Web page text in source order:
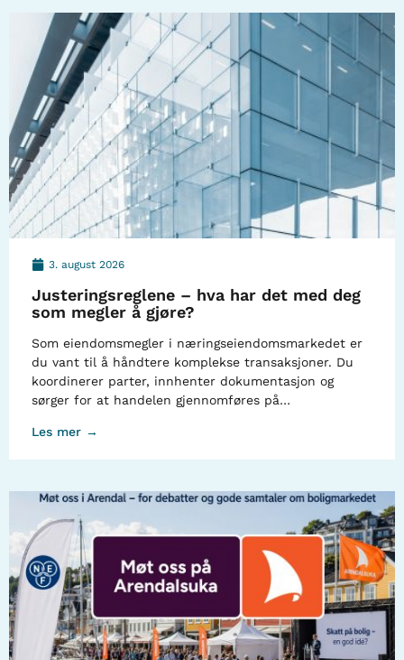
3. august 2026
Justeringsreglene – hva har det med deg
som megler å gjøre?
Som eiendomsmegler i næringseiendomsmarkedet er
du vant til å håndtere komplekse transaksjoner. Du
koordinerer parter, innhenter dokumentasjon og
sørger for at handelen gjennomføres på…
Les mer →